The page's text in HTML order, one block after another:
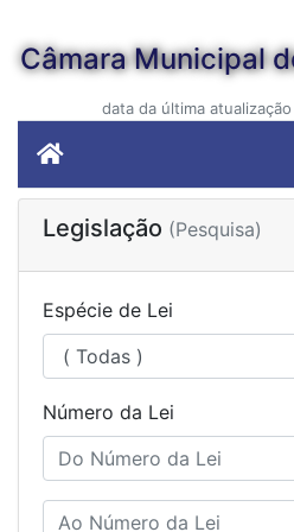
Câmara Municipal
data da última
Legislação (Pesquisa)
Espécie de Lei
Número da Lei